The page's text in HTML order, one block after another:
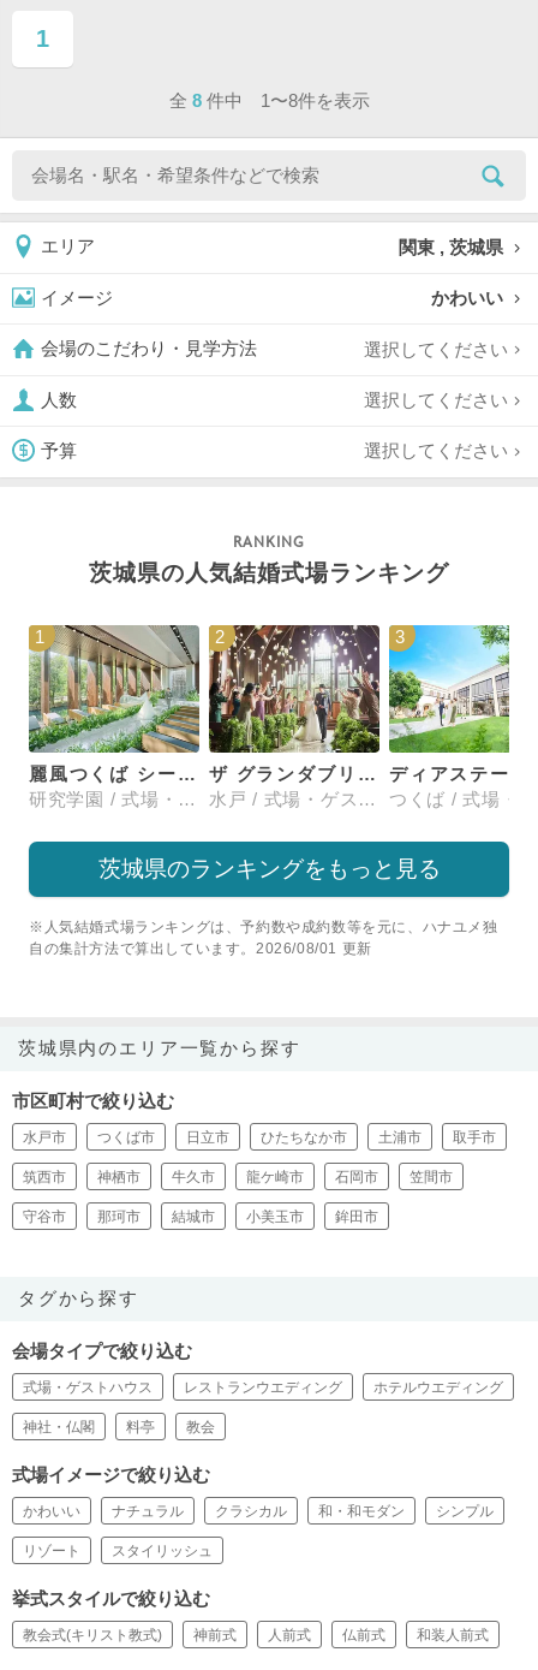
1
ページ目
全 8 件中 1〜8件を表示
エリア 関東 , 茨城県
イメージ かわいい
会場のこだわり・見学方法 選択してください
人数 選択してください
予算 選択してください
茨城県の人気結婚式場ランキング
1
麗風つくば シーズンズテラス
研究学園 / 式場・ゲストハウス
2
ザ グランダブリュー 水戸(THE GRANDW MITO）
水戸 / 式場・ゲストハウス
3
茨城県のランキングをもっと見る
※人気結婚式場ランキングは、予約数や成約数等を元に、ハナユメ独
自の集計方法で算出しています。2026/08/01 更新
茨城県内のエリア一覧から探す
市区町村で絞り込む
水戸市 つくば市 日立市 ひたちなか市 土浦市 取手市
筑西市 神栖市 牛久市 龍ケ崎市 石岡市 笠間市
守谷市 那珂市 結城市 小美玉市 鉾田市
タグから探す
会場タイプで絞り込む
式場・ゲストハウス レストランウエディング ホテルウエディング
神社・仏閣 料亭 教会
式場イメージで絞り込む
かわいい ナチュラル クラシカル 和・和モダン シンプル
リゾート スタイリッシュ
挙式スタイルで絞り込む
教会式(キリスト教式) 神前式 人前式 仏前式 和装人前式